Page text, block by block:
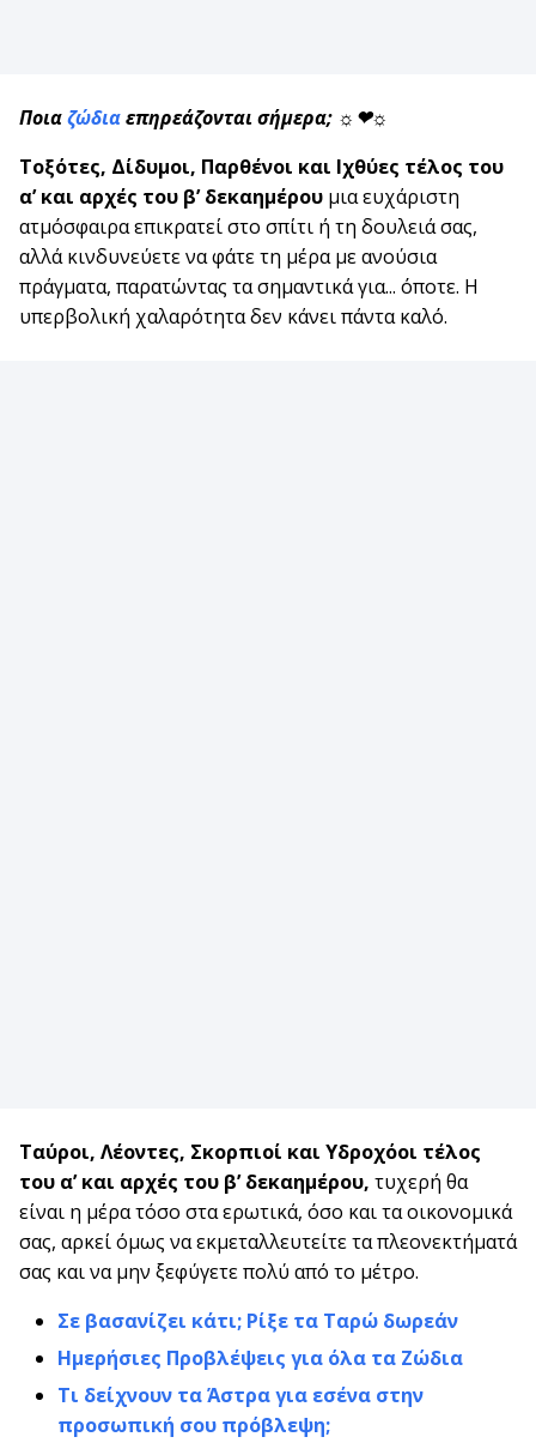
Ποιαζώδιαεπηρεάζονται σήμερα; ☼❤☼
Τοξότες, Δίδυμοι, Παρθένοι και Ιχθύες τέλος του
α’ και αρχές του β’ δεκαημέρου μια ευχάριστη
ατμόσφαιρα επικρατεί στο σπίτι ή τη δουλειά σας,
αλλά κινδυνεύετε να φάτε τη μέρα με ανούσια
πράγματα, παρατώντας τα σημαντικά για... όποτε. Η
υπερβολική χαλαρότητα δεν κάνει πάντα καλό.
Ταύροι, Λέοντες, Σκορπιοί και Υδροχόοι τέλος
του α’ και αρχές του β’ δεκαημέρου, τυχερή θα
είναι η μέρα τόσο στα ερωτικά, όσο και τα οικονομικά
σας, αρκεί όμως να εκμεταλλευτείτε τα πλεονεκτήματά
σας και να μην ξεφύγετε πολύ από το μέτρο.
Σε βασανίζει κάτι; Ρίξε τα Ταρώ δωρεάν
Ημερήσιες Προβλέψεις για όλα τα Ζώδια
Τι δείχνουν τα Άστρα για εσένα στην
προσωπική σου πρόβλεψη;